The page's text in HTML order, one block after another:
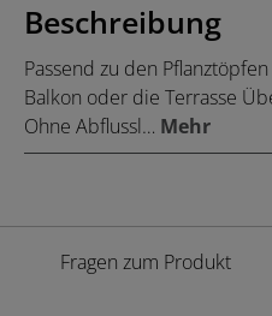
Beschreibung
Passend zu den
Balkon oder die Terrasse
Ohne Abflussl… Mehr
Fragen zum Produkt